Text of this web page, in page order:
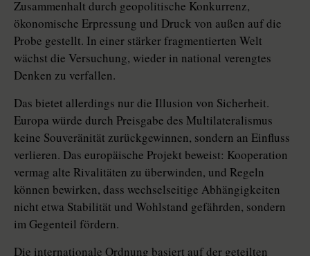
Zusammenhalt durch geopolitische Konkurrenz,
ökonomische Erpressung und Druck von außen auf die
Probe gestellt. In einer stärker fragmentierten Welt
wächst die Versuchung, wieder in national verengtes
Denken zu verfallen.
Das bietet allerdings nur die Illu­sion von Sicherheit.
Europa würde durch Preisgabe des Multilateralismus
keine Souveränität zurückgewinnen, sondern an Einfluss
verlieren. Das europäische Projekt beweist: Kooperation
vermag alte Rivalitäten zu überwinden, und Regeln
können bewirken, dass wechselseitige Abhängigkeiten
nicht etwa Stabilität und Wohlstand gefährden, sondern
im Gegenteil fördern.
Die internationale Ordnung basiert auf der geteilten